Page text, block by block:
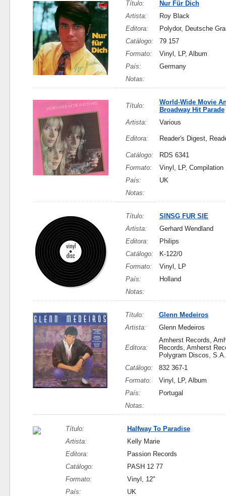
Título:
Nur Für Dich
Artista:
Roy Black
Editora:
Polydor, Deutsche
Catálogo:
79 157
Formato:
Vinyl, LP, Album
País:
Germany
Notas:
Título:
World-Wide Movie
Broadway Hit Parade
Artista:
Various
Editora: Reader's Digest,
Catálogo:
RDS 6341
Formato:
Vinyl, LP, Compilation
País:
UK
Notas:
Título:
SINSG FUR SIE
Artista:
Gerhard Wendland
Editora:
Philips
Catálogo:
K-122/0
Formato:
Vinyl, LP
País:
Holland
Notas:
Título:
Glenn Medeiros
Artista:
Glenn Medeiros
Editora:
Amherst Records,
Records, Amherst
Polygram Discos, S.A.
Catálogo:
832 367-1
Formato:
Vinyl, LP, Album
País:
Portugal
Notas:
Título:
Halfway To Paradise
Artista:
Kelly Marie
Editora:
Passion Records
Catálogo:
PASH 12 77
Formato:
Vinyl, 12"
País:
UK